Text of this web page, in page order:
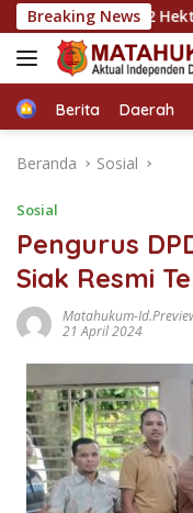
Langsung
ke
konten
Breaking News
12 Hektare
HomeBerita Daerah
Beranda Sosial
Sosial
Pengurus
Siak Resmi
Matahukum-
21 April 2024